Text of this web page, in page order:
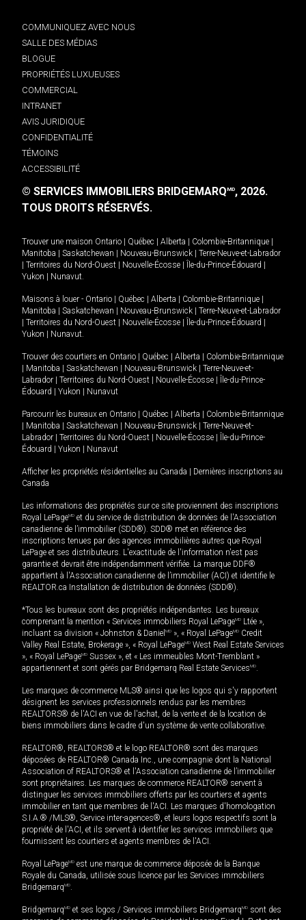
COMMUNIQUEZ AVEC NOUS
SALLE DES MÉDIAS
BLOGUE
PROPRIÉTÉS LUXUEUSES
COMMERCIAL
INTRANET
AVIS JURIDIQUE
CONFIDENTIALITÉ
TÉMOINS
ACCESSIBILITÉ
© SERVICES IMMOBILIERS BRIDGEMARQMD, 2026.
TOUS DROITS RÉSERVÉS.
Trouver une maison Ontario Québec Alberta Colombie-Britannique
Manitoba
Saskatchewan Nouveau-Brunswick
Terre-Neuve-et-Labrador
Territoires du Nord-Ouest Nouvelle-Écosse Île-du-Prince-Édouard
Yukon
Nunavut.
Maisons à louer - Ontario Québec Alberta Colombie-Britannique
Manitoba
Saskatchewan Nouveau-Brunswick
Terre-Neuve-et-Labrador
Territoires du Nord-Ouest Nouvelle-Écosse Île-du-Prince-Édouard
Yukon
Nunavut.
Trouver des courtiers en Ontario Québec Alberta
Colombie-Britannique
Manitoba Saskatchewan Nouveau-Brunswick
Terre-Neuve-et-
Labrador
Territoires du Nord-Ouest Nouvelle-Écosse
Île-du-Prince-
Édouard
Yukon Nunavut
Parcourir les bureaux en Ontario Québec Alberta
Colombie-Britannique
Manitoba Saskatchewan Nouveau-Brunswick
Terre-Neuve-et-
Labrador
Territoires du Nord-Ouest Nouvelle-Écosse
Île-du-Prince-
Édouard
Yukon Nunavut
Afficher les propriétés résidentielles au Canada
Dernières inscriptions au
Canada
Les informations des propriétés sur ce site proviennent des inscriptions
Royal LePageMD et du service de distribution de données de l'Association
canadienne de l’immobilier (SDD®). SDD® met en référence des
inscriptions tenues par des agences immobilières autres que Royal
LePage et ses distributeurs. L'exactitude de l'information n'est pas
garantie et devrait être indépendamment vérifiée. La marque DDF®
appartient à l'Association canadienne de l’immobilier (ACI) et identifie le
REALTOR.ca Installation de distribution de données (SDD®).
*Tous les bureaux sont des propriétés indépendantes. Les bureaux
comprenant la mention « Services immobiliers Royal LePageMD Ltée »,
incluant sa division « Johnston & Daniel MD », « Royal LePageMD Credit
Valley Real Estate, Brokerage », « Royal LePageMD West Real Estate Services
», « Royal LePageMD Sussex », et « Les immeubles Mont-Tremblant »
appartiennent et sont gérés par Bridgemarq Real Estate ServicesMD.
Les marques de commerce MLS® ainsi que les logos qui s'y rapportent
désignent les services professionnels rendus par les membres
REALTORS® de l'ACI en vue de l'achat, de la vente et de la location de
biens immobiliers dans le cadre d'un système de vente collaborative.
REALTOR®, REALTORS® et le logo REALTOR® sont des marques
déposées de REALTOR® Canada Inc., une compagnie dont la National
Association of REALTORS® et l'Association canadienne de l’immobilier
sont propriétaires. Les marques de commerce REALTOR® servent à
distinguer les services immobiliers offerts par les courtiers et agents
immobilier en tant que membres de l'ACI. Les marques d'homologation
S.I.A.® /MLS®, Service inter-agences®, et leurs logos respectifs sont la
propriété de l'ACI, et ils servent à identifier les services immobiliers que
fournissent les courtiers et agents membres de l'ACI.
Royal LePageMD est une marque de commerce déposée de la Banque
Royale du Canada, utilisée sous licence par les Services immobiliers
BridgemarqMD.
BridgemarqMD et ses logos / Services immobiliers BridgemarqMD sont des